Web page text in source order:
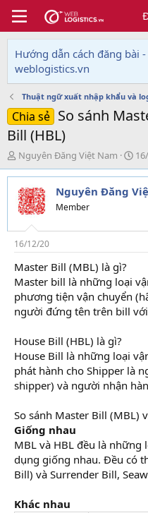
Hướng dẫn cách đăng bài
weblogistics.vn
Thuật ngữ xuất nhập khẩu và
Chia sẻ So sánh
Bill (HBL)
T
h
r
e
a
d
s
t
a
r
t
e
r
Nguyên Đăng Việt Nam
N
g
à
y
i
Nguyên Đăng
Member
16/12/20
Master Bill (MBL) là gì?
Master bill là những loại
phương tiện vận chuyển
người đứng tên trên bill
House Bill (HBL) là gì?
House Bill là những loại
phát hành cho Shipper là
shipper) và người nhận
So sánh Master Bill (MBL)
Giống nhau
MBL và HBL đều là những
dụng giống nhau. Đều có
Bill) và Surrender Bill,
Khác nhau